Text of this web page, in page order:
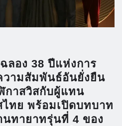
ลอง 38 ปีแห่งการ
ามสัมพันธ์อันยั่งยืน
กาสวิสกับผู้แทน
ไทย พร้อมเปิดบทบาท
ทายาทรุ่นที่ 4 ของ